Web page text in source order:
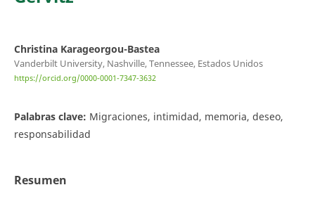
Christina Karageorgou-Bastea
Vanderbilt University, Nashville, Tennessee, Estados Unidos
https://orcid.org/0000-0001-7347-3632
Palabras clave: Migraciones, intimidad, memoria, deseo,
responsabilidad
Resumen